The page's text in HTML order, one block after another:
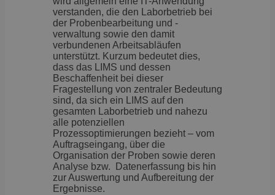
verstanden, die den Laborbetrieb bei
der Probenbearbeitung und -
verwaltung sowie den damit
verbundenen Arbeitsabläufen
unterstützt. Kurzum bedeutet dies,
dass das LIMS und dessen
Beschaffenheit bei dieser
Fragestellung von zentraler Bedeutung
sind, da sich ein LIMS auf den
gesamten Laborbetrieb und nahezu
alle potenziellen
Prozessoptimierungen bezieht – vom
Auftragseingang, über die
Organisation der Proben sowie deren
Analyse bzw. Datenerfassung bis hin
zur Auswertung und Aufbereitung der
Ergebnisse.